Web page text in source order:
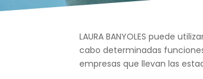
LAURA BANYOLES puede
cabo determinadas
empresas que llevan las